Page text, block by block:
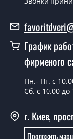
день.
Да можно.
У вас
дверей.
Какая
График
фирменого
Пн.- Пт. с
Сб. с 10.00 до
г. Киев,
Проложить